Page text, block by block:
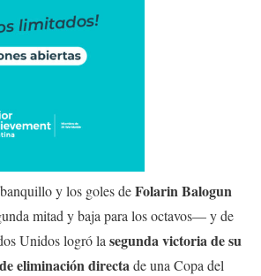
y los goles deFolarin Balogun
mitad y baja para los octavos— y de
Unidos logró la segunda victoria de su
eliminación directade una Copa del